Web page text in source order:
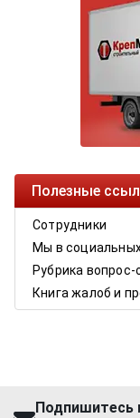
Полезные
Сотрудники
Мы в
Рубрика вопрос-
Книга жалоб и
Подпишитесь